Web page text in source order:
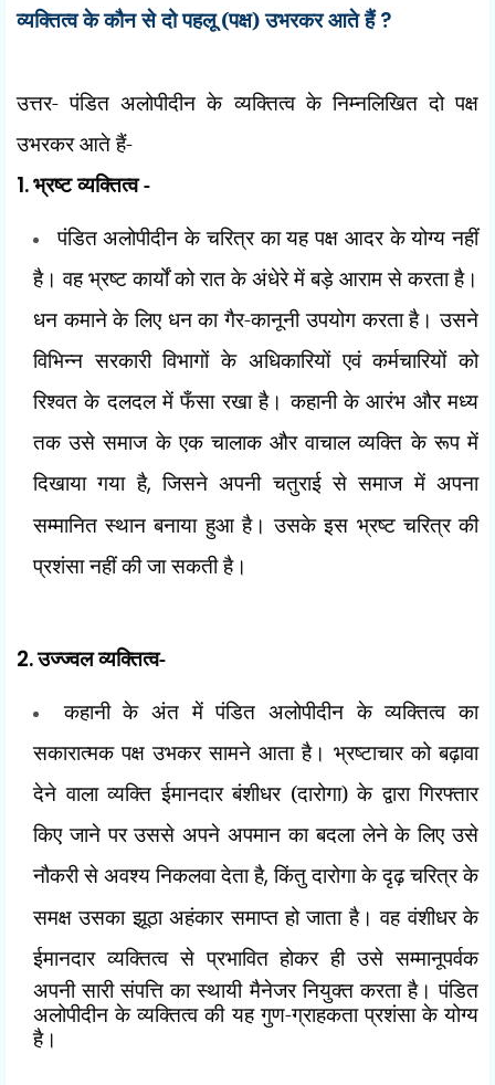
व्यक्तित्व के कौन से दो पहलू (पक्ष) उभरकर आते हैं?
उत्तर- पंडित अलोपीदीन के व्यक्तित्व के निम्नलिखित दो पक्ष
उभरकर आते हैं-
1.भ्रष्ट व्यक्तित्व -
पंडित अलोपीदीन के चरित्र का यह पक्ष आदर के योग्य नहीं
है। वह भ्रष्ट कार्यों कोरात के अंधेरे में बड़े आराम से करता है।
धन कमाने के लिए धन का गैर-कानूनी उपयोग करता है। उसने
विभिन्न सरकारी विभागों के अधिकारियों एवं कर्मचारियों को
रिश्वत के दलदल में फँसा रखा है। कहानी के आरंभ और मध्य
तक उसे समाज के एक चालाक और वाचाल व्यक्ति के रूप में
दिखाया गया है,जिसने अपनी चतुराई से समाज में अपना
सम्मानित स्थान बनाया हुआ है। उसके इस भ्रष्ट चरित्र की
प्रशंसा नहीं की जा सकती है।
2.उज्ज्वल व्यक्तित्व-
कहानी के अंत में पंडित अलोपीदीन के व्यक्तित्व का
सकारात्मक पक्ष उभकर सामने आता है। भ्रष्टाचार को बढ़ावा
देने वाला व्यक्ति ईमानदार बंशीधर (दारोगा) के द्वारा गिरफ्तार
किए जाने पर उससे अपने अपमान का बदला लेने के लिए उसे
नौकरी से अवश्य निकलवा देता है,किंतु दारोगा के दृढ़ चरित्र के
समक्ष उसका झूठा अहंकार समाप्त हो जाता है। वह वंशीधर के
ईमानदार व्यक्तित्व से प्रभावित होकर हीउसे सम्मानूपर्वक
अपनी सारी संपत्ति का स्थायी मैनेजर नियुक्त करता है। पंडित
अलोपीदीन के व्यक्तित्व की यहगुण-ग्राहकता प्रशंसा के योग्य
है।